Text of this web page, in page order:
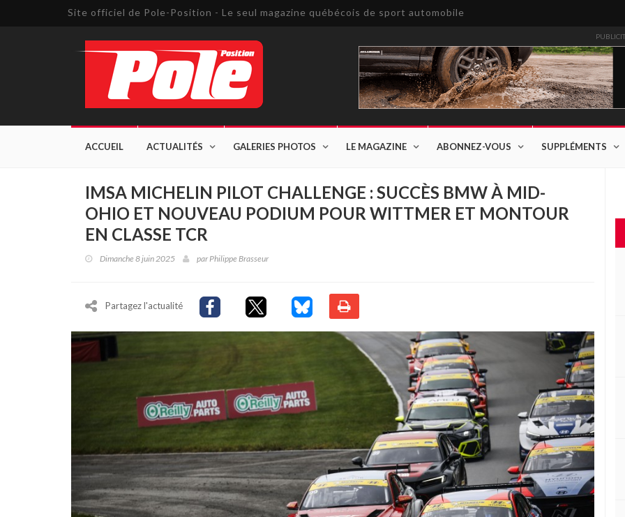
Site officiel de Pole-Position - Le seul magazine québécois de sport automobile
ACCUEIL ACTUALITÉS GALERIES PHOTOS LE MAGAZINE ABONNEZ-VOUS SUPPLÉMENTS
IMSA MICHELIN PILOT CHALLENGE : SUCCÈS BMW À MID-
OHIO ET NOUVEAU PODIUM POUR WITTMER ET MONTOUR
EN CLASSE TCR
Dimanche 8 juin 2025 parPhilippe Brasseur
Partagez l'actualité